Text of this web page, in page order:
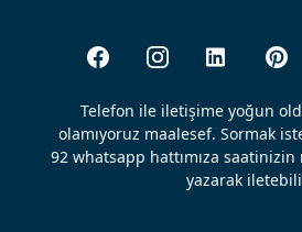
Telefon ile iletişime yoğun
olamıyoruz maalesef. Sormak
92 whatsapp hattımıza
yazarak